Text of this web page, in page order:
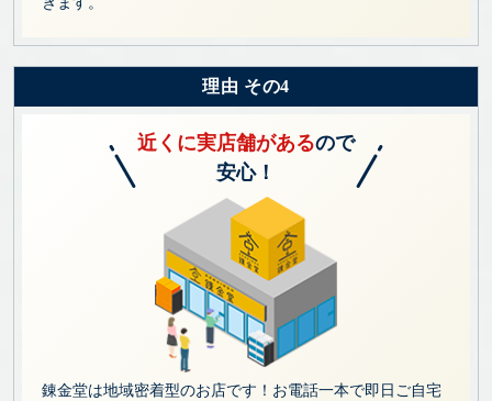
理由 その4
近くに実店舗があるので
安心！
錬金堂は地域密着型のお店です！お電話一本で即日ご自宅